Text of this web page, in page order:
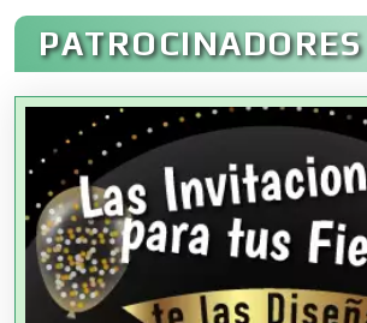
Administración de Empresas
Agencias Aduanales
Agencias de Autos
Agencias de Cobranza
PATROCINADORES